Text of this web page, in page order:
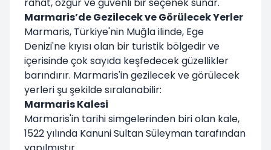
Marmaris’de Gezilecek ve Görülecek Yerler
Marmaris, Türkiye'nin Muğla ilinde, Ege
Denizi'ne kıyısı olan bir turistik bölgedir ve
içerisinde çok sayıda keşfedecek güzellikler
barındırır. Marmaris'in gezilecek ve görülecek
yerleri şu şekilde sıralanabilir:
Marmaris Kalesi
Marmaris'in tarihi simgelerinden biri olan kale,
1522 yılında Kanuni Sultan Süleyman tarafından